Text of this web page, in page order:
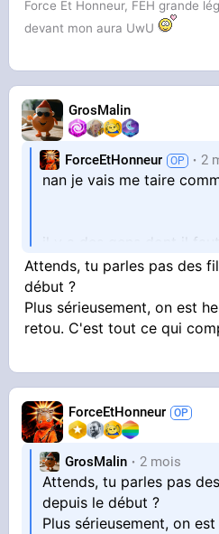
Force Et Honneur, FEH grande
devant mon aura UwU
GrosMalin
ForceEtHonneur 2
nan je vais me taire
il y a des gens dont il
exactement comme en
communauté que nous
Attends, tu parles pas des
début ?
Plus sérieusement, on est
retou. C'est tout ce qui
ForceEtHonneur
GrosMalin 2 mois
Attends, tu parles pas
depuis le début ?
Plus sérieusement, on